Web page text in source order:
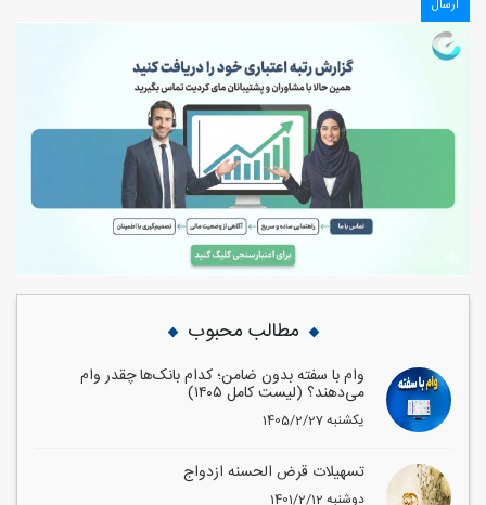
مطالب محبوب
وام با سفته بدون ضامن؛ کدام بانک‌ها چقدر وام
می‌دهند؟ (لیست کامل ۱۴۰۵)
1405/2/27 یکشنبه
تسهیلات قرض الحسنه ازدواج
1401/2/12 دوشنبه